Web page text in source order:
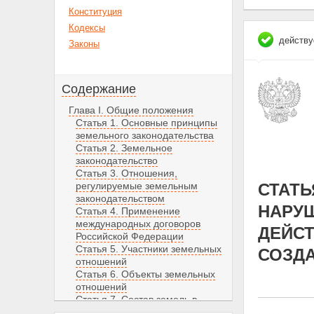
Конституция
Кодексы
Законы
Содержание
Глава I. Общие положения
Статья 1. Основные принципы
земельного законодательства
Статья 2. Земельное
законодательство
Статья 3. Отношения,
регулируемые земельным
законодательством
Статья 4. Применение
международных договоров
Российской Федерации
Статья 5. Участники земельных
отношений
Статья 6. Объекты земельных
отношений
Статья 7. Состав земель в